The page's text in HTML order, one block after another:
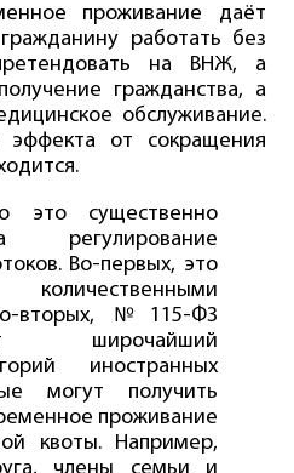
проживание даёт
работать без
на ВНЖ, а
гражданства, а
обслуживание.
эффекта от сокращения
это существенно
Во-первых, это
вторых, №115-ФЗ
широчайший
иностранных
могут получить
проживание
квоты. Например,